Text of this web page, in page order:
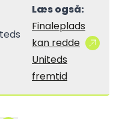
Læs også:
Finaleplads
kan redde
Uniteds
fremtid